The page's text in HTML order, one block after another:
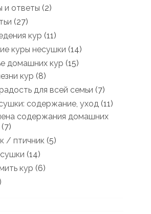
и ответы (2)
(27)
кур (11)
куры несушки (14)
домашних кур (15)
кур (8)
для всей семьи (7)
содержание, уход (11)
содержания домашних
(7)
/ птичник (5)
(14)
кур (6)